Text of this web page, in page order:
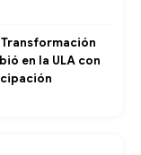
en la ULA con